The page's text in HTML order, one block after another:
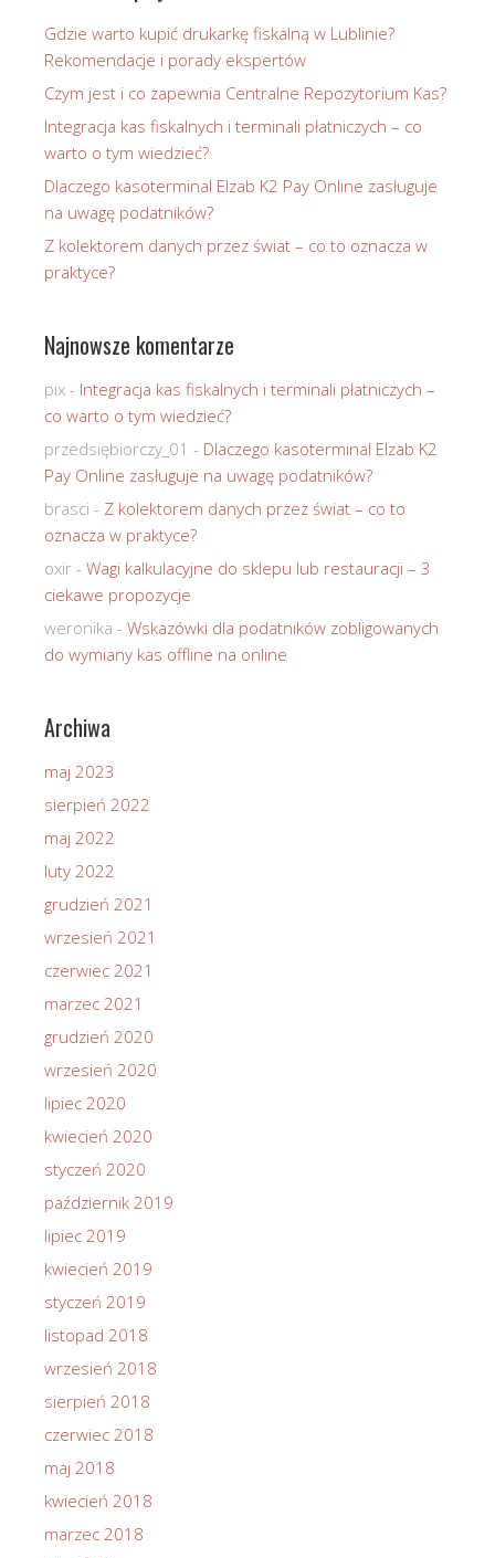
Gdzie warto kupić drukarkę fiskalną w Lublinie?
Rekomendacje i porady ekspertów
Czym jest i co zapewnia Centralne Repozytorium Kas?
Integracja kas fiskalnych i terminali płatniczych – co
warto o tym wiedzieć?
Dlaczego kasoterminal Elzab K2 Pay Online zasługuje
na uwagę podatników?
Z kolektorem danych przez świat – co to oznacza w
praktyce?
Najnowsze komentarze
pix - Integracja kas fiskalnych i terminali płatniczych –
co warto o tym wiedzieć?
przedsiębiorczy_01 - Dlaczego kasoterminal Elzab K2
Pay Online zasługuje na uwagę podatników?
brasci - Z kolektorem danych przez świat – co to
oznacza w praktyce?
oxir - Wagi kalkulacyjne do sklepu lub restauracji – 3
ciekawe propozycje
weronika - Wskazówki dla podatników zobligowanych
do wymiany kas offline na online
Archiwa
maj 2023
sierpień 2022
maj 2022
luty 2022
grudzień 2021
wrzesień 2021
czerwiec 2021
marzec 2021
grudzień 2020
wrzesień 2020
lipiec 2020
kwiecień 2020
styczeń 2020
październik 2019
lipiec 2019
kwiecień 2019
styczeń 2019
listopad 2018
wrzesień 2018
sierpień 2018
czerwiec 2018
maj 2018
kwiecień 2018
marzec 2018